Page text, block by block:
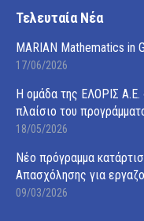
opens
new
opens
new
opens
new
opens
new
Τελευταία Νέα
MARIAN Mathematics in
17/06/2026
Η ομάδα της ΕΛΟΡΙΣ
πλαίσιο του
18/05/2026
Νέο πρόγραμμα
Απασχόλησης για
09/03/2026